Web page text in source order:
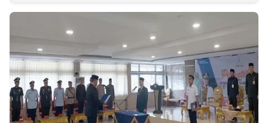
INDONESIA
Partner
Insight
NTB
Suara
Time
Lens
IDN
Daily
Jogja
Jalan
Rakyat
Idealita
News
Kita
Notice
Dinamikapost.com
Radar
Baru
Seedbacklink